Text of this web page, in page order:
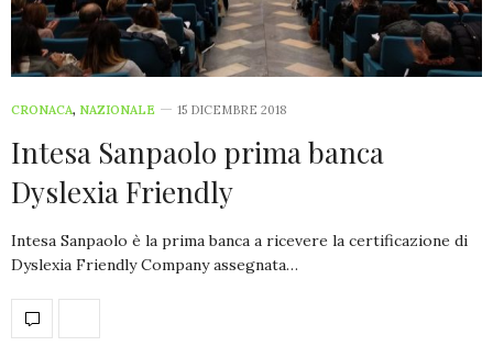
CRONACA, NAZIONALE 15 DICEMBRE 2018
Intesa Sanpaolo prima banca
Dyslexia Friendly
Intesa Sanpaolo è la prima banca a ricevere la certificazione di
Dyslexia Friendly Company assegnata…